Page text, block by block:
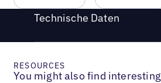
Technische Daten
RESOURCES
You might also find interesting